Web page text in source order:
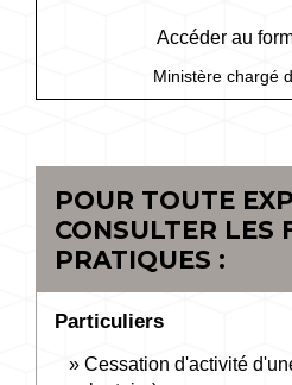
Accéder au
Ministère chargé
POUR TOUTE
CONSULTER LES
PRATIQUES :
Particuliers
Cessation d'activité